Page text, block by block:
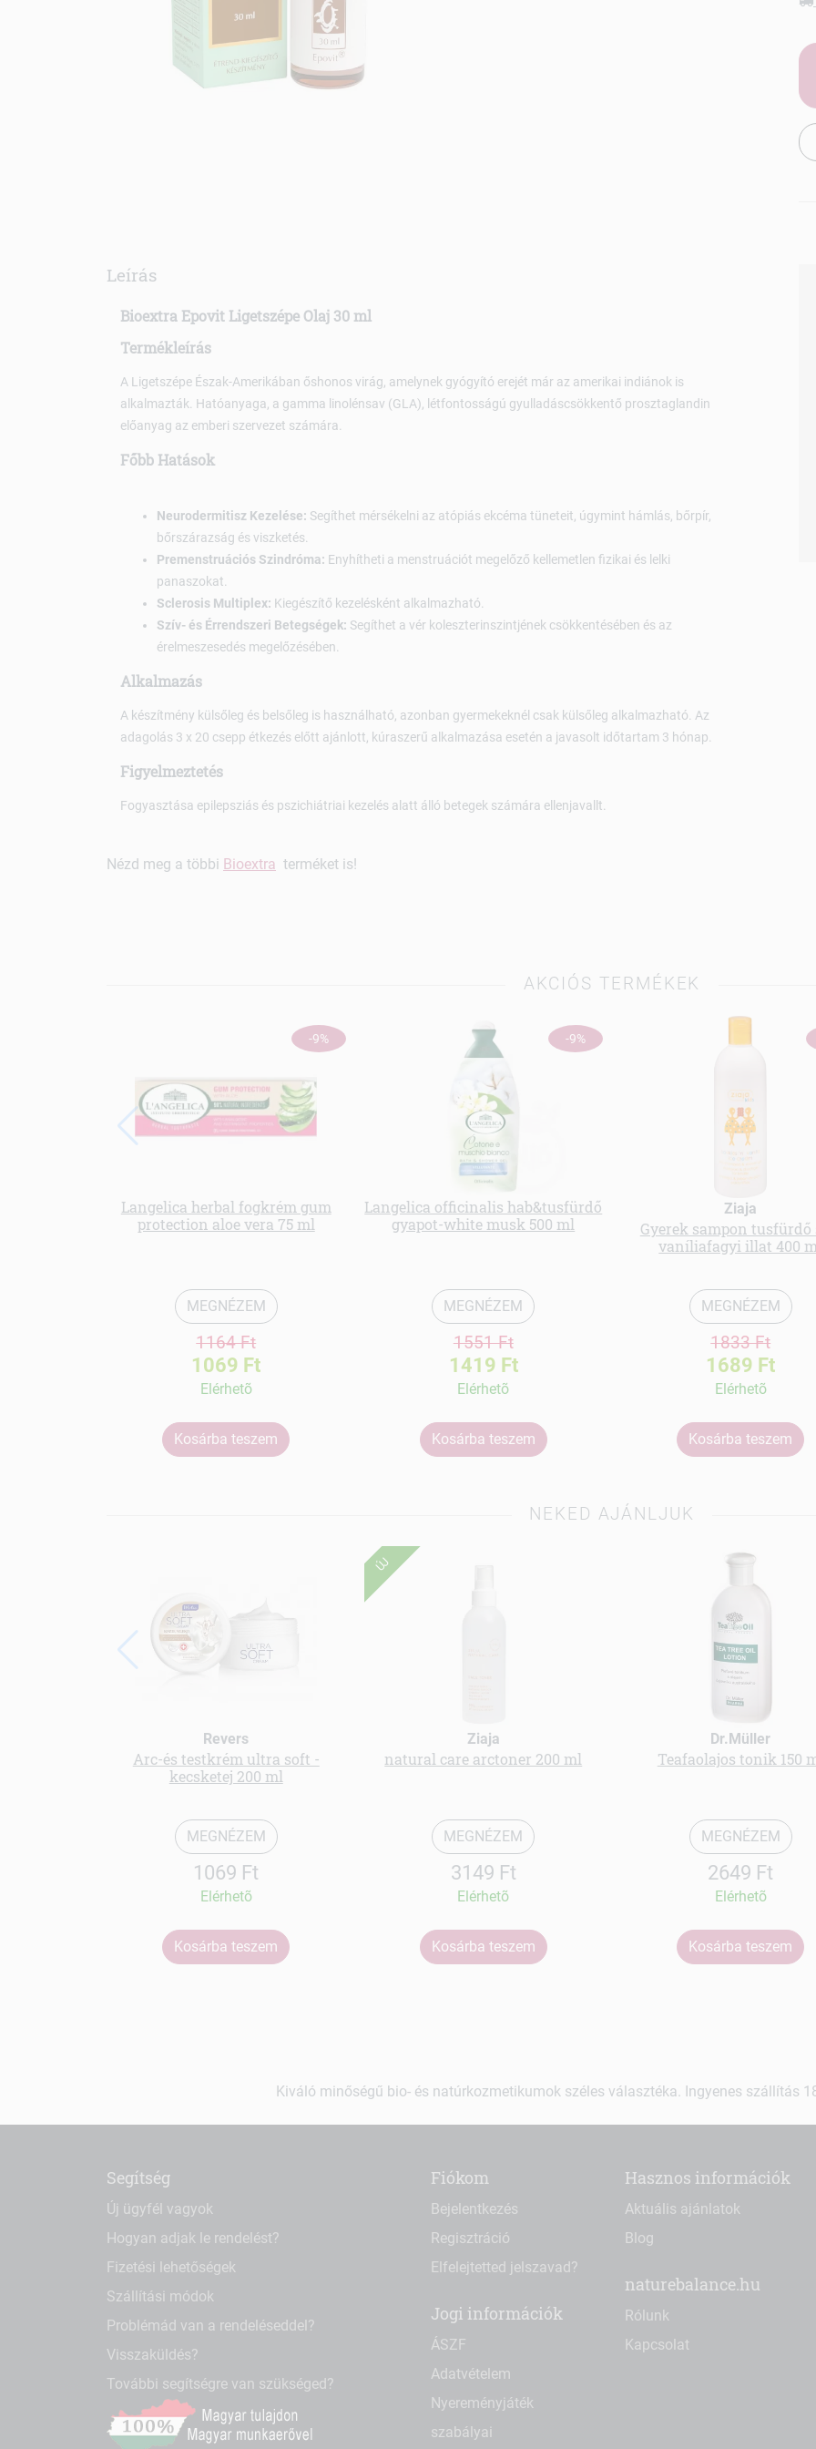
Leírás
Bioextra Epovit Ligetszépe Olaj 30 ml
Termékleírás
A Ligetszépe Észak-Amerikában őshonos virág, amelynek gyógyító erejét már az amerikai indiánok is
alkalmazták. Hatóanyaga, a gamma linolénsav (GLA), létfontosságú gyulladáscsökkentő prosztaglandin
előanyag az emberi szervezet számára.
Főbb Hatások
Neurodermitisz Kezelése: Segíthet mérsékelni az atópiás ekcéma tüneteit, úgymint hámlás, bőrpír,
bőrszárazság és viszketés.
Premenstruációs Szindróma: Enyhítheti a menstruációt megelőző kellemetlen fizikai és lelki
panaszokat.
Sclerosis Multiplex: Kiegészítő kezelésként alkalmazható.
Szív- és Érrendszeri Betegségek: Segíthet a vér koleszterinszintjének csökkentésében és az
érelmeszesedés megelőzésében.
Alkalmazás
A készítmény külsőleg és belsőleg is használható, azonban gyermekeknél csak külsőleg alkalmazható. Az
adagolás 3 x 20 csepp étkezés előtt ajánlott, kúraszerű alkalmazása esetén a javasolt időtartam 3 hónap.
Figyelmeztetés
Fogyasztása epilepsziás és pszichiátriai kezelés alatt álló betegek számára ellenjavallt.
Nézd meg a többi Bioextra terméket is!
AKCIÓS TERMÉKEK
-9%
Langelica herbal fogkrém gum
protection aloe vera 75 ml
MEGNÉZEM
1164 Ft
1069 Ft
Elérhetõ
Kosárba teszem
-9%
Langelica officinalis hab&tusfürdő
gyapot-white musk 500 ml
MEGNÉZEM
1551 Ft
1419 Ft
Elérhetõ
Kosárba teszem
Ziaja
Gyerek sampon tusfürdő
vaníliafagyi illat 400
MEGNÉZEM
1833 Ft
1689 Ft
Elérhetõ
Kosárba teszem
NEKED AJÁNLJUK
Revers
Arc-és testkrém ultra soft -
kecsketej 200 ml
MEGNÉZEM
1069 Ft
Elérhetõ
Kosárba teszem
ÚJ
Ziaja
natural care arctoner 200 ml
MEGNÉZEM
3149 Ft
Elérhetõ
Kosárba teszem
Dr.Müller
Teafaolajos tonik 150
MEGNÉZEM
2649 Ft
Elérhetõ
Kosárba teszem
Kiváló minőségű bio- és natúrkozmetikumok széles választéka. Ingyenes szállítás
Segítség
Új ügyfél vagyok
Hogyan adjak le rendelést?
Fizetési lehetőségek
Szállítási módok
Problémád van a rendeléseddel?
Visszaküldés?
További segítségre van szükséged?
Fiókom
Bejelentkezés
Regisztráció
Elfelejtetted jelszavad?
Jogi információk
ÁSZF
Adatvételem
Nyereményjáték
szabályai
Hasznos információk
Aktuális ajánlatok
Blog
naturebalance.hu
Rólunk
Kapcsolat